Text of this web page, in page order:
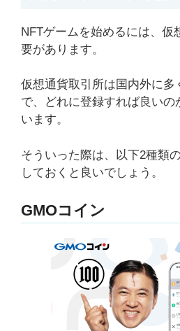
NFTゲームを始めるには、仮
要があります。
仮想通貨取引所は国内外に多
で、どれに登録すれば良いの
います。
そういった際は、以下2種類
しておくと良いでしょう。
GMOコイン